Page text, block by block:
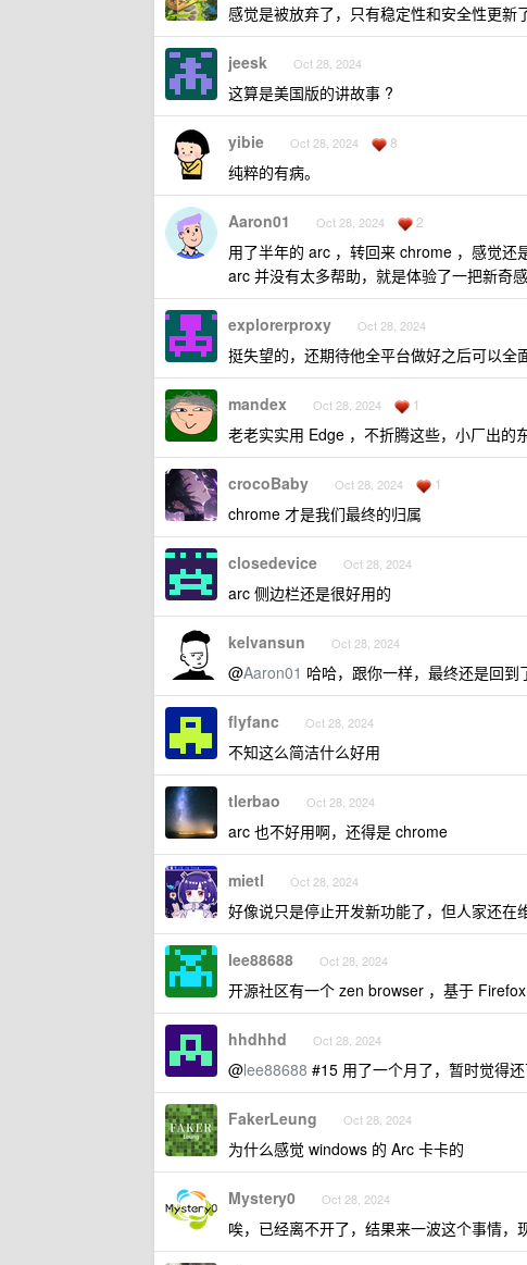
感觉是被放弃了，只有稳定性和安全性更新
jeesk Oct 28, 2024
这算是美国版的讲故事 ?
yibie Oct 28, 2024 8
纯粹的有病。
Aaron01 Oct 28, 2024 2
用了半年的 arc ，转回来 chrome ，感觉还
arc 并没有太多帮助，就是体验了一把新奇感
explorerproxy Oct 28, 2024
挺失望的，还期待他全平台做好之后可以
mandex Oct 28, 2024 1
老老实实用 Edge ，不折腾这些，小厂出的
crocoBaby Oct 28, 2024 1
chrome 才是我们最终的归属
closedevice Oct 28, 2024
arc 侧边栏还是很好用的
kelvansun Oct 28, 2024
@Aaron01 哈哈，跟你一样，最终还是回到
flyfanc Oct 28, 2024
不知这么简洁什么好用
tlerbao Oct 28, 2024
arc 也不好用啊，还得是 chrome
mietl Oct 28, 2024
好像说只是停止开发新功能了，但人家还在
lee88688 Oct 28, 2024
开源社区有一个 zen browser ，基于
hhdhhd Oct 28, 2024
@lee88688 #15 用了一个月了，暂时觉得
FakerLeung Oct 28, 2024
为什么感觉 windows 的 Arc 卡卡的
Mystery0 Oct 28, 2024
唉，已经离不开了，结果来一波这个事情，